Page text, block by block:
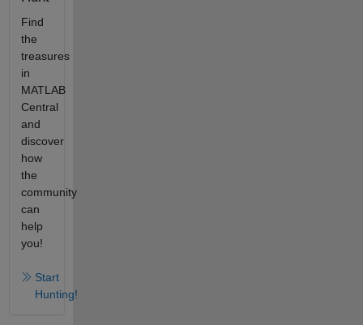
Find
the
treasures
in
MATLAB
Central
and
discover
how
the
community
can
help
you!
Start
Hunting!